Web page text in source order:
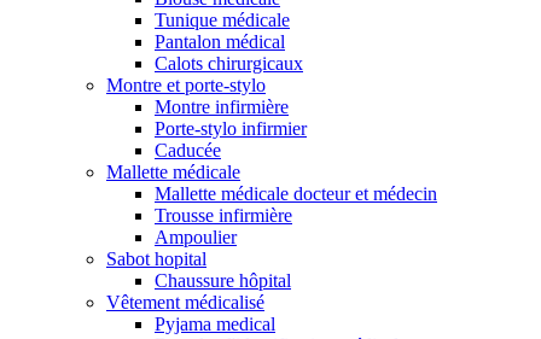
Tunique médicale
Pantalon médical
Calots chirurgicaux
Montre et porte-stylo
Montre infirmière
Porte-stylo infirmier
Caducée
Mallette médicale
Mallette médicale docteur et médecin
Trousse infirmière
Ampoulier
Sabot hopital
Chaussure hôpital
Vêtement médicalisé
Pyjama medical